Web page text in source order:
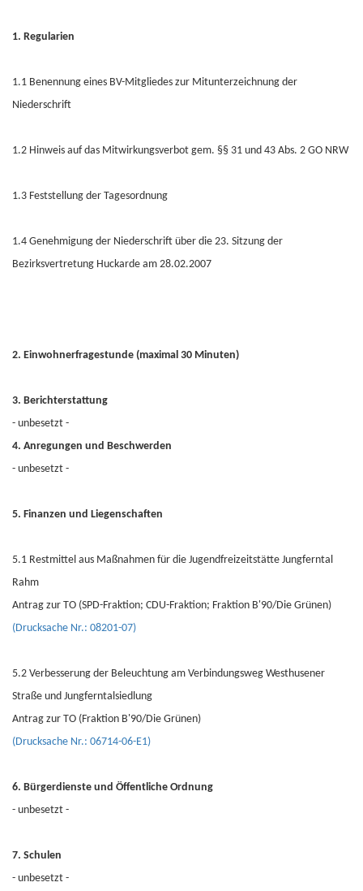
1. Regularien
1.1 Benennung eines BV-Mitgliedes zur Mitunterzeichnung der
Niederschrift
1.2 Hinweis auf das Mitwirkungsverbot gem. §§ 31 und 43 Abs. 2 GO NRW
1.3 Feststellung der Tagesordnung
1.4 Genehmigung der Niederschrift über die 23. Sitzung der
Bezirksvertretung Huckarde am 28.02.2007
2. Einwohnerfragestunde (maximal 30 Minuten)
3. Berichterstattung
- unbesetzt -
4. Anregungen und Beschwerden
- unbesetzt -
5. Finanzen und Liegenschaften
5.1 Restmittel aus Maßnahmen für die Jugendfreizeitstätte Jungferntal
Rahm
Antrag zur TO (SPD-Fraktion; CDU-Fraktion; Fraktion B'90/Die Grünen)
(Drucksache Nr.: 08201-07)
5.2 Verbesserung der Beleuchtung am Verbindungsweg Westhusener
Straße und Jungferntalsiedlung
Antrag zur TO (Fraktion B'90/Die Grünen)
(Drucksache Nr.: 06714-06-E1)
6. Bürgerdienste und Öffentliche Ordnung
- unbesetzt -
7. Schulen
- unbesetzt -